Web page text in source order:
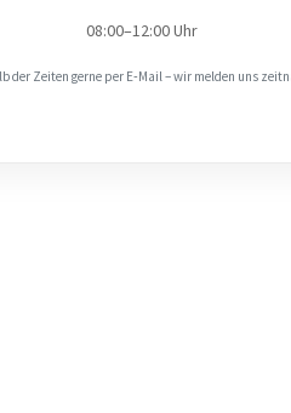
08:00–12:00 Uhr
der Zeiten gerne per E‑Mail – wir melden uns